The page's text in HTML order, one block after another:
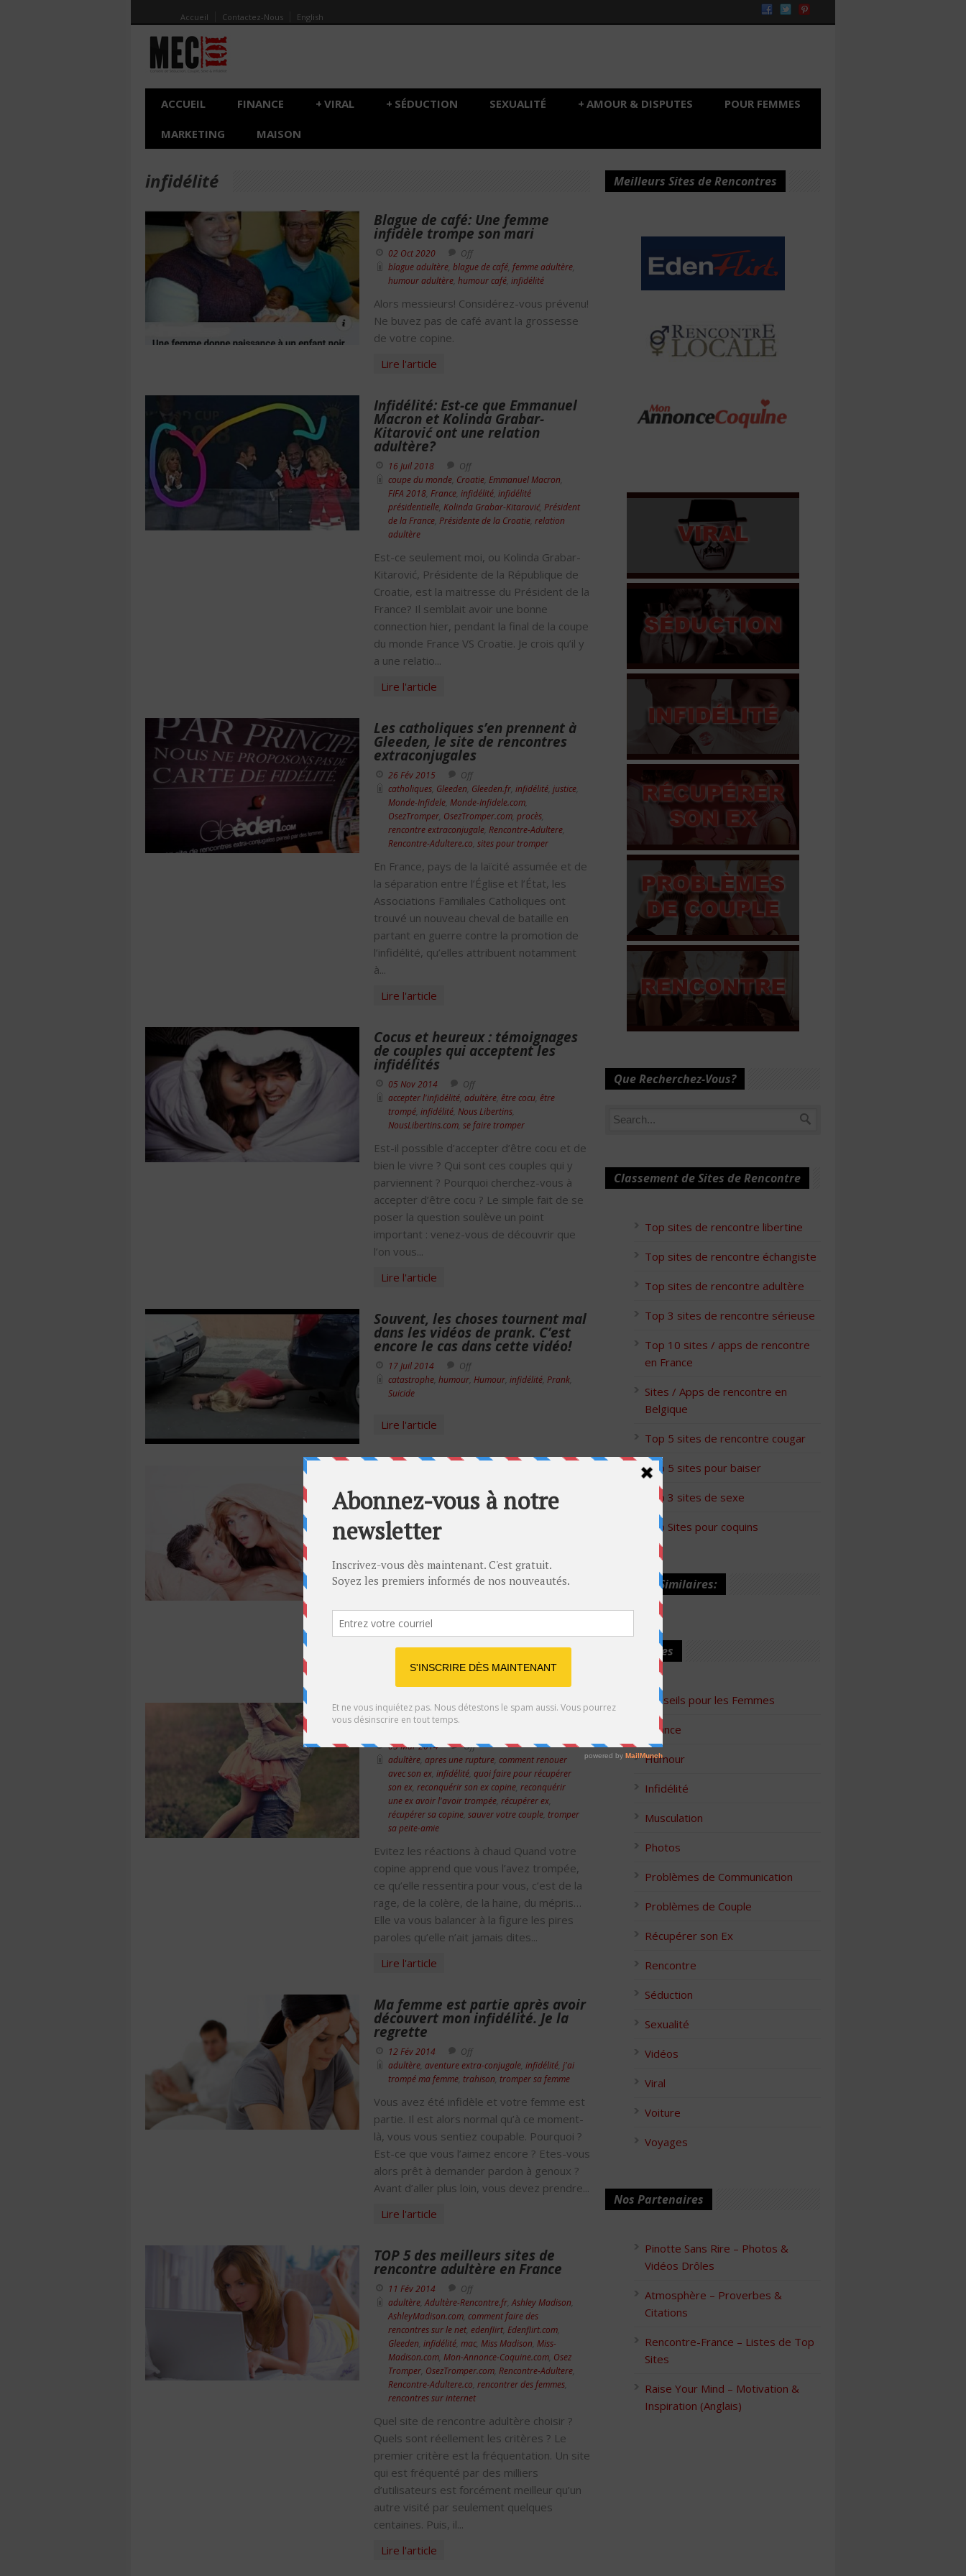
Accueil Contactez-Nous English
ACCUEIL FINANCE VIRAL
+ SÉDUCTION
+ SEXUALITÉ AMOUR & DISPUTES
+ POUR FEMMES
MARKETING MAISON
infidélité
Blague de café: Une femme
infidèle trompe son mari
02 Oct 2020
Off
blague adultère, blague de café, femme adultère,
humour adultère, humour café, infidélité
Alors messieurs! Considérez-vous prévenu!
Ne buvez pas de café avant la grossesse
de votre copine.
Lire l'article
Infidélité: Est-ce que Emmanuel
Macron et Kolinda Grabar-
Kitarović ont une relation
adultère?
16 Juil 2018
Off
coupe du monde, Croatie, Emmanuel Macron
FIFA 2018, France, infidélité, infidélité
présidentielle, Kolinda Grabar-Kitarović, Président
de la France, Présidente de la Croatie, relation
adultère
Est-ce seulement moi, ou Kolinda Grabar-
Kitarović, Présidente de la République de
Croatie, est la maitresse du Président de la
France? Il semblait avoir une bonne
connection hier, pendant la final de la coupe
du monde France VS Croatie. Je crois qu’il y
a une relatio...
Lire l'article
Les catholiques s’en prennent à
Gleeden, le site de rencontres
extraconjugales
26 Fév 2015
Off
catholiques, Gleeden Gleeden.fr, infidélité, justice,
Monde-Infidele, Monde-Infidele.com,
OsezTromper, OsezTromper.com, procès,
rencontre extraconjugale, Rencontre-Adultere,
Rencontre-Adultere.co sites pour tromper
En France, pays de la laïcité assumée et de
la séparation entre l’Église et l’État, les
Associations Familiales Catholiques ont
trouvé un nouveau cheval de bataille en
partant en guerre contre la promotion de
l’infidélité, qu’elles attribuent notamment
à...
Lire l'article
Cocus et heureux : témoignages
de couples qui acceptent les
infidélités
05 Nov 2014
Off
accepter l'infidélité, adultère, être cocu, être
trompé, infidélité, Nous Libertins,
NousLibertins.com, se faire tromper
Est-il possible d’accepter d’être cocu et de
bien le vivre ? Qui sont ces couples qui y
parviennent ? Pourquoi cherchez-vous à
accepter d’être cocu ? Le simple fait de se
poser la question soulève un point
important : venez-vous de découvrir que
l’on vous...
Lire l'article
Souvent, les choses tournent mal
dans les vidéos de prank. C’est
encore le cas dans cette vidéo!
17 Juil 2014
Off
catastrophe, humour, Humour, infidélité, Prank,
Suicide
Lire l'article
20 Mar 2014
Off
adultère
adultères,tromper sa femme
L’acceptation de la société On est loin de
ces années où l’adultère était puni par la
années où l’adultère était un sujet tabou.
De nos jours, l’adultère est en train de
gagner l’acceptation de la société. La...
Lire l'article
Récupérer sa copine après avoir
été infidèle
05 Mar 2014
Off
adultère, apres une rupture, comment renouer
avec son ex, infidélité, quoi faire pour récupérer
son ex, reconquérir son ex copine, reconquérir
une ex avoir l'avoir trompée, récupérer ex,
récupérer sa copine, sauver votre couple, tromper
sa peite-amie
Evitez les réactions à chaud Quand votre
copine apprend que vous l’avez trompée,
ce qu’elle ressentira pour vous, c’est de la
rage, de la colère, de la haine, du mépris…
Elle va vous balancer à la figure les pires
paroles qu’elle n’ait jamais dites...
Lire l'article
Ma femme est partie après avoir
découvert mon infidélité. Je la
regrette
12 Fév 2014
Off
adultère, aventure extra-conjugale, infidélité, j'ai
trompé ma femme, trahison tromper sa femme
Vous avez été infidèle et votre femme est
partie. Il est alors normal qu’à ce moment-
là, vous vous sentiez coupable. Pourquoi ?
Est-ce que vous l’aimez encore ? Etes-vous
alors prêt à demander pardon à genoux ?
Avant d’aller plus loin, vous devez prendre...
Lire l'article
TOP 5 des meilleurs sites de
rencontre adultère en France
11 Fév 2014
Off
adultère,Adultère-Rencontre.fr,Ashley Madison
AshleyMadison.com, comment faire des
rencontres sur le net, edenflirt, Edenflirt.com,
Gleeden infidélité, mac, Miss Madison Miss-
Madison.com, Mon-Annonce-Coquine.com, Osez
Tromper, OsezTromper.com, Rencontre-Adultere,
Rencontre-Adultere.co rencontrer des femmes,
rencontres sur internet
Quel site de rencontre adultère choisir ?
Quels sont réellement les critères ? Le
premier critère est la fréquentation. Un site
qui est fréquenté par des milliers
d’utilisateurs est forcément meilleur qu’un
autre visité par seulement quelques
centaines. Puis, il...
Lire l'article
Meilleurs Sites de Rencontres
Que Recherchez-Vous?
Classement de Sites de Rencontre
Top sites de rencontre libertine
Top sites de rencontre échangiste
Top sites de rencontre adultère
Top 3 sites de rencontre sérieuse
Top 10 sites / apps de rencontre
en France
Sites / Apps de rencontre en
Belgique
Top 5 sites de rencontre cougar
Top 5 sites pour baiser
Top 3 sites de sexe
Top Sites pour coquins
Articles Similaires:
Catégories
Conseils pour les Femmes
Finance
Humour
Infidélité
Musculation
Photos
Problèmes de Communication
Problèmes de Couple
Récupérer son Ex
Rencontre
Séduction
Sexualité
Vidéos
Viral
Voiture
Voyages
Nos Partenaires
Pinotte Sans Rire – Photos &
Vidéos Drôles
Atmosphère – Proverbes &
Citations
Rencontre-France – Listes de Top
Sites
Raise Your Mind – Motivation &
Inspiration (Anglais)